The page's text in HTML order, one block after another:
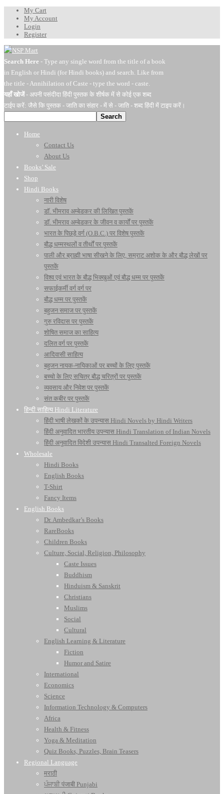
My Cart
My Account
Login
Register
Search Here - Type any single word from the title of a book
in English or Hindi (for Hindi books) and search. Like from
the title - Annihilation of Caste - type the word - caste.
यहाँ खोजें- अपनी पसंदीदा हिंदी पुस्तक के शीर्षक में से कोई एक शब्द
टाईप करें: जैसे कि पुस्तक - जाति का संहार - में से - जाति - शब्द हिंदी में टाइप करें।
Search
Home
Contact Us
About Us
Books’ Sale
Shop
Hindi Books
नारी विशेष
डॉ. भीमराव अम्बेडकर की लिखित पुस्तकें
डॉ. भीमराव अम्बेडकर के जीवन व कार्यों पर पुस्तकें
भारत के पिछड़े वर्ग (O.B.C.) पर विशेष पुस्तकें
बौद्ध धम्मस्थलों व तीर्थों पर पुस्तकें
पाली और ब्राह्मी भाषा सीखने के लिए, सम्राट अशोक के और बौद्ध लेखों पर
पुस्तकें
विश्व एवं भारत के बौद्ध भिक्खुओं एवं बौद्ध धम्म पर पुस्तकें
सफाईकर्मी वर्ग वर्ग पर
बौद्ध धम्म पर पुस्तकें
बहुजन समाज पर पुस्तकें
गुरु रविदास पर पुस्तकें
शोषित समाज का साहित्य
दलित वर्ग पर पुस्तकें
आदिवासी साहित्य
बहुजन नायक-नायिकाओं पर बच्चों के लिए पुस्तकें
बच्चो के लिए सचित्र बौद्ध चरित्रों पर पुस्तकें
व्यवसाय और निवेश पर पुस्तकें
संत कबीर पर पुस्तकें
हिन्दी साहित्य Hindi Literature
हिंदी भाषी लेखकों के उपन्यास Hindi Novels by Hindi Writers
हिंदी अनुवादित भारतीय उपन्यास Hindi Translation of Indian Novels
हिंदी अनुवादित विदेशी उपन्यास Hindi Transalted Foreign Novels
Wholesale
Hindi Books
English Books
T-Shirt
Fancy Items
English Books
Dr. Ambedkar’s Books
RareBooks
Children Books
Culture, Social, Religion, Philosophy
Caste Issues
Buddhism
Hinduism & Sanskrit
Christians
Muslims
Social
Cultural
English Learning & Literature
Fiction
Humor and Satire
International
Economics
Science
Information Technology & Computers
Africa
Health & Fitness
Yoga & Meditation
Quiz Books, Puzzles, Brain Teasers
Regional Language
मराठी
ਪੰਜਾਬੀ पंजाबी Punjabi